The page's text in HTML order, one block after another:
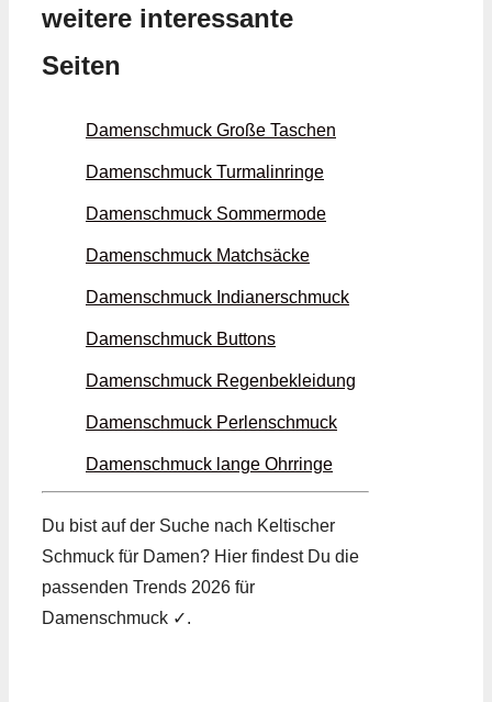
weitere interessante
Seiten
Damenschmuck Große Taschen
Damenschmuck Turmalin­ringe
Damenschmuck Sommer­mode
Damenschmuck Matchsäcke
Damenschmuck Indianer­schmuck
Damenschmuck Buttons
Damenschmuck Regen­bekleidung
Damenschmuck Perlen­schmuck
Damenschmuck lange Ohrringe
Du bist auf der Suche nach Keltischer
Schmuck für Damen? Hier findest Du die
passenden Trends 2026 für
Damenschmuck ✓.